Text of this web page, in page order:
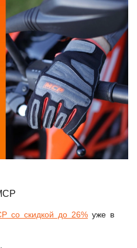
со скидкой до 26% уже в